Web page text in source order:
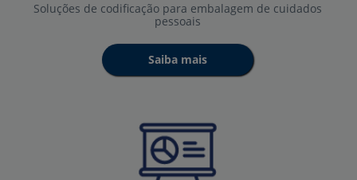
Soluções de codificação para embalagem de cuidados
pessoais
Saiba mais